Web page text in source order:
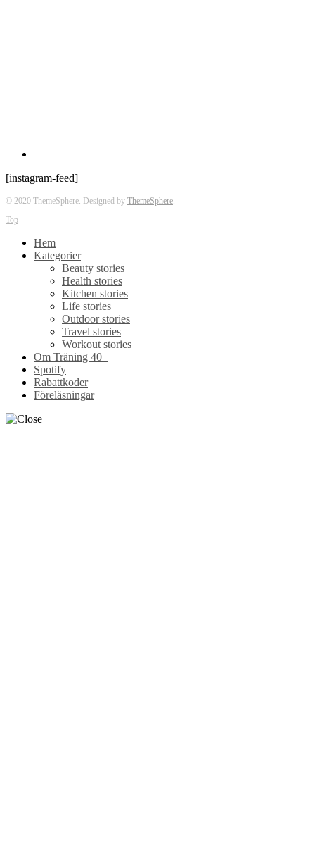
[instagram-feed]
© 2020 ThemeSphere. Designed by ThemeSphere.
Top
Hem
Kategorier
Beauty stories
Health stories
Kitchen stories
Life stories
Outdoor stories
Travel stories
Workout stories
Om Träning 40+
Spotify
Rabattkoder
Föreläsningar